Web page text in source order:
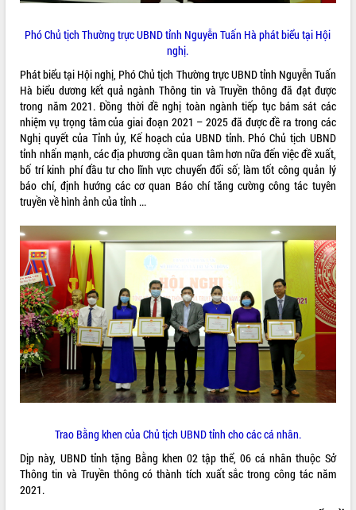
vùng trồng và doanh nghiệp đóng gói
sầu riêng tại Đắk Lắk
món ăn từ sầu riêng
Đắk Lắk công bố Quy hoạch và xúc
tiến đầu tư tỉnh
Ngành cá ngừ Đắk Lắk chủ động thích
ứng để giữ vững thị trường xuất khẩu
Diễn đàn Kinh tế tư nhân Việt Nam đột
phá cơ chế - Hợp tác công tư
Đề án 06 tạo bước ngoặt đột phá trong
Kết nối tour, đẩy mạnh chuyển đổi số
để phát triển du lịch Đắk Lắk
Khởi động Dự án Đầu tư xây dựng hạ
tầng kỹ thuật Cụm công nghiệp Tân
Tiến
Gặp mặt các cơ quan báo chí nhân Kỷ
niệm 101 năm Ngày Báo chí Cách
mạng Việt Nam
Đắk Lắk sơ kết 4 năm triển khai thực
hiện Đề án 06 của Chính phủ
Quy hoạch và Xúc tiến đầu tư tỉnh Đắk
Khơi thông điểm nghẽn, đẩy nhanh
giải ngân vốn khắc phục thiên tai
Phó Chủ tịch Thường trực UBND tỉnh Nguyễn Tuấn Hà phát biểu tại Hội
nghị.
Phát biểu tại Hội nghị, Phó Chủ tịch Thường trực UBND tỉnh Nguyễn Tuấn
Hà biểu dương kết quả ngành Thông tin và Truyền thông đã đạt được
trong năm 2021. Đồng thời đề nghị toàn ngành tiếp tục bám sát các
nhiệm vụ trọng tâm của giai đoạn 2021 – 2025 đã được đề ra trong các
Nghị quyết của Tỉnh ủy, Kế hoạch của UBND tỉnh. Phó Chủ tịch UBND
tỉnh nhấn mạnh, các địa phương cần quan tâm hơn nữa đến việc đề xuất,
bố trí kinh phí đầu tư cho lĩnh vực chuyển đổi số; làm tốt công quản lý
báo chí, định hướng các cơ quan Báo chí tăng cường công tác tuyên
truyền về hình ảnh của tỉnh ...
Trao Bằng khen của Chủ tịch UBND tỉnh cho các cá nhân.
Dịp này, UBND tỉnh tặng Bằng khen 02 tập thể, 06 cá nhân thuộc Sở
Thông tin và Truyền thông có thành tích xuất sắc trong công tác năm
2021.